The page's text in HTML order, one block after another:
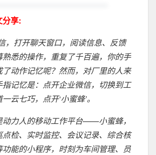
分享:
，打开聊天窗口，阅读信息、反馈
悉的操作，重复了千百遍，你的手
动作记忆呢？然而，对厂里的人来
指记忆是：点开企业微信，切换到工
云七巧，点开‘小蜜蜂’。
动力人的移动工作平台——小蜜蜂，
点检、实时监控、会议记录、综合核
能的小程序，时刻为车间管理、员